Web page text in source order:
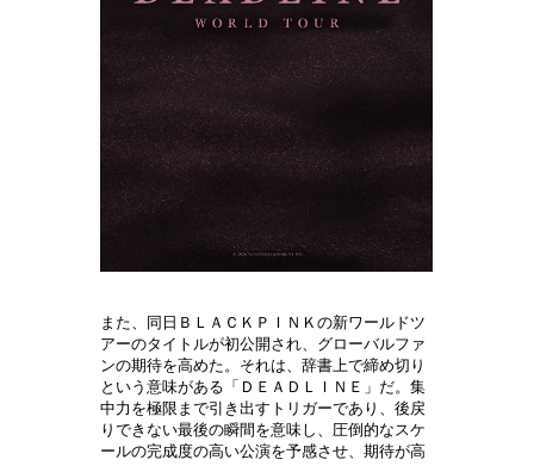
また、同日ＢＬＡＣＫＰＩＮＫの新ワールドツ
アーのタイトルが初公開され、グローバルファ
ンの期待を高めた。それは、辞書上で締め切り
という意味がある「ＤＥＡＤＬＩＮＥ」だ。集
中力を極限まで引き出すトリガーであり、後戻
りできない最後の瞬間を意味し、圧倒的なスケ
ールの完成度の高い公演を予感させ、期待が高